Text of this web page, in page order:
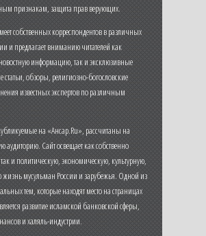
признакам, защита прав верующих.
собственных корреспондентов в различных
и предлагает вниманию читателей как
информацию, так и эксклюзивные
статьи, обзоры, религиозно-богословские
известных экспертов по различным
на «Ансар.Ru», рассчитаны на
аудиторию. Сайт освещает как собственно
и политическую, экономическую, культурную,
жизнь мусульман России и зарубежья. Одной из
тем, которые находят место на страницах
развитие исламской банковской сферы,
и халяль-индустрии.